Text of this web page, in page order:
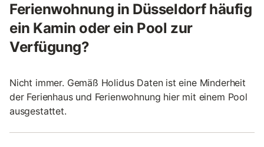
Ferienwohnung in Düsseldorf häufig
ein Kamin oder ein Pool zur
Verfügung?
Nicht immer. Gemäß Holidus Daten ist eine Minderheit
der Ferienhaus und Ferienwohnung hier mit einem Pool
ausgestattet.